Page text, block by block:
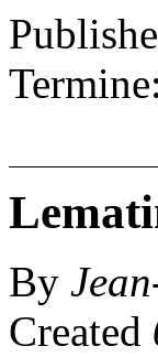
Termine:
By
Created